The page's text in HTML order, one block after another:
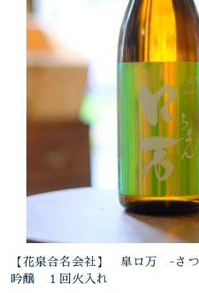
【花泉合名会社】 皐ロ万 -さ
吟醸 １回火入れ